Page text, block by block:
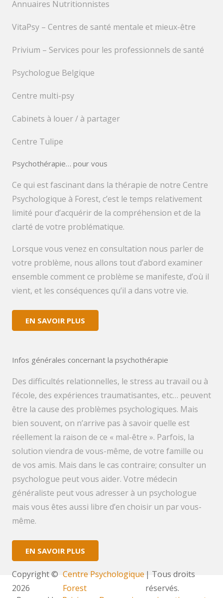
Annuaires Nutritionnistes
VitaPsy – Centres de santé mentale et mieux-être
Privium – Services pour les professionnels de santé
Psychologue Belgique
Centre multi-psy
Cabinets à louer / à partager
Centre Tulipe
Psychothérapie… pour vous
Ce qui est fascinant dans la thérapie de notre Centre
Psychologique à Forest, c’est le temps relativement
limité pour d’acquérir de la compréhension et de la
clarté de votre problématique.
Lorsque vous venez en consultation nous parler de
votre problème, nous allons tout d’abord examiner
ensemble comment ce problème se manifeste, d’où il
vient, et les conséquences qu’il a dans votre vie.
EN SAVOIR PLUS
Infos générales concernant la psychothérapie
Des difficultés relationnelles, le stress au travail ou à
l’école, des expériences traumatisantes, etc… peuvent
être la cause des problèmes psychologiques. Mais
bien souvent, on n’arrive pas à savoir quelle est
réellement la raison de ce « mal-être ». Parfois, la
solution viendra de vous-même, de votre famille ou
de vos amis. Mais dans le cas contraire; consulter un
psychologue peut vous aider. Votre médecin
généraliste peut vous adresser à un psychologue
mais vous êtes aussi libre d’en choisir un par vous-
même.
EN SAVOIR PLUS
Copyright ©
2026
Centre Psychologique
Forest
| Tous droits
réservés.